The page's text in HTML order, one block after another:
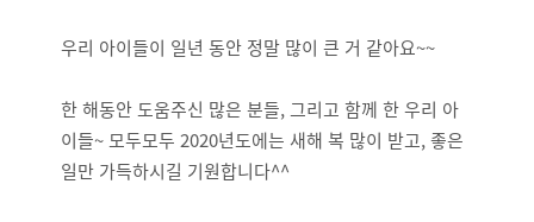
우리 아이들이 일년 동안 정말 많이 큰 거 같아요~~
한 해동안 도움주신 많은 분들, 그리고 함께 한 우리 아
이들~ 모두모두 2020년도에는 새해 복 많이 받고, 좋은
일만 가득하시길 기원합니다^^